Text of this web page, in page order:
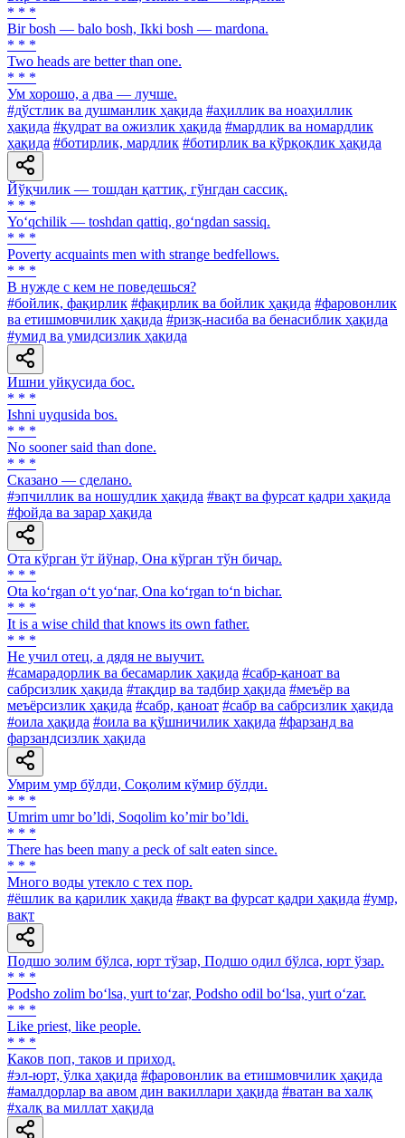
* * *
Bir bosh — balo bosh, Ikki bosh — mardona.
* * *
Two heads are better than one.
* * *
Ум хорошо, а два — лучше.
#дўстлик ва душманлик ҳақида #аҳиллик ва ноаҳиллик
ҳақида #қудрат ва ожизлик ҳақида #мардлик ва номардлик
ҳақида #ботирлик, мардлик #ботирлик ва қўрқоқлик ҳақида
Йўқчилик — тошдан қаттиқ, гўнгдан сассиқ.
* * *
Yo‘qchilik — toshdan qattiq, go‘ngdan sassiq.
* * *
Poverty acquaints men with strange bedfellows.
* * *
В нужде с кем не поведешься?
#бойлик, фақирлик #фақирлик ва бойлик ҳақида #фаровонлик
ва етишмовчилик ҳақида #ризқ-насиба ва бенасиблик ҳақида
#умид ва умидсизлик ҳақида
Ишни уйқусида бос.
* * *
Ishni uyqusida bos.
* * *
No sooner said than done.
* * *
Сказано — сделано.
#эпчиллик ва ношудлик ҳақида #вақт ва фурсат қадри ҳақида
#фойда ва зарар ҳақида
Ота кўрган ўт йўнар, Она кўрган тўн бичар.
* * *
Ota ko‘rgan o‘t yo‘nar, Ona ko‘rgan to‘n bichar.
* * *
It is a wise child that knows its own father.
* * *
He учил отец, а дядя не выучит.
#самарадорлик ва бесамарлик ҳақида #сабр-қаноат ва
сабрсизлик ҳақида #тақдир ва тадбир ҳақида #меъёр ва
меъёрсизлик ҳақида #сабр, қаноат #сабр ва сабрсизлик ҳақида
#оила ҳақида #оила ва қўшничилик ҳақида #фарзанд ва
фарзандсизлик ҳақида
Умрим умр бўлди, Соқолим кўмир бўлди.
* * *
Umrim umr boʼldi, Soqolim koʼmir boʼldi.
* * *
There has been many a peck of salt eaten since.
* * *
Много воды утекло с тех пор.
#ёшлик ва қарилик ҳақида #вақт ва фурсат қадри ҳақида #умр,
вақт
Подшо золим бўлса, юрт тўзар, Подшо одил бўлса, юрт ўзар.
* * *
Podsho zolim bo‘lsa, yurt to‘zar, Podsho odil bo‘lsa, yurt o‘zar.
* * *
Like priest, like people.
* * *
Каков поп, таков и приход.
#эл-юрт, ўлка ҳақида #фаровонлик ва етишмовчилик ҳақида
#амалдорлар ва авом дин вакиллари ҳақида #ватан ва халқ
#халқ ва миллат ҳақида